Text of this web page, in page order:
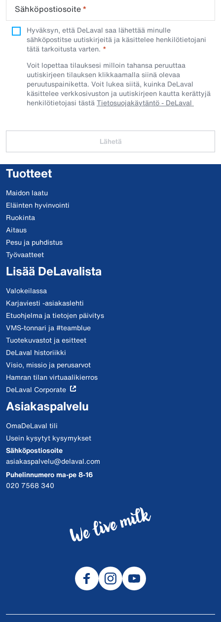
Sähköpostiosoite*
Hyväksyn, että DeLaval saa lähettää minulle
sähköpostitse uutiskirjeitä ja käsittelee henkilötietojani
tätä tarkoitusta varten.
Voit lopettaa tilauksesi milloin tahansa peruuttaa
uutiskirjeen tilauksen klikkaamalla siinä olevaa
peruutuspainiketta. Voit lukea siitä, kuinka DeLaval
käsittelee verkkosivuston ja uutiskirjeen kautta kerättyjä
henkilötietojasi tästäTietosuojakäytäntö - DeLaval
Lähetä
Tuotteet
Maidon laatu
Eläinten hyvinvointi
Ruokinta
Aitaus
Pesu ja puhdistus
Työvaatteet
Lisää DeLavalista
Valokeilassa
Karjaviesti -asiakaslehti
Etuohjelma ja tietojen päivitys
VMS-tonnari ja #teamblue
Tuotekuvastot ja esitteet
DeLaval historiikki
Visio, missio ja perusarvot
Hamran tilan virtuaalikierros
DeLaval Corporate
Asiakaspalvelu
OmaDeLaval tili
Usein kysytyt kysymykset
Sähköpostiosoite
asiakaspalvelu@delaval.com
Puhelinnumero ma-pe 8-16
020 7568 340